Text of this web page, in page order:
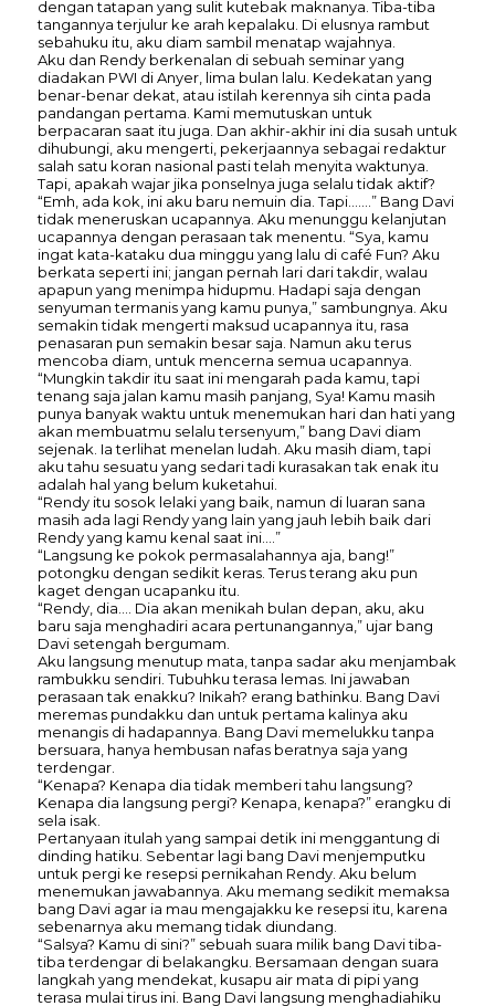
dengan tatapan yang sulit kutebak maknanya. Tiba-tiba
tangannya terjulur ke arah kepalaku. Di elusnya rambut
sebahuku itu, aku diam sambil menatap wajahnya.
Aku dan Rendy berkenalan di sebuah seminar yang
diadakan PWI di Anyer, lima bulan lalu. Kedekatan yang
benar-benar dekat, atau istilah kerennya sih cinta pada
pandangan pertama. Kami memutuskan untuk
berpacaran saat itu juga. Dan akhir-akhir ini dia susah untuk
dihubungi, aku mengerti, pekerjaannya sebagai redaktur
salah satu koran nasional pasti telah menyita waktunya.
Tapi, apakah wajar jika ponselnya juga selalu tidak aktif?
“Emh, ada kok, ini aku baru nemuin dia. Tapi…….” Bang Davi
tidak meneruskan ucapannya. Aku menunggu kelanjutan
ucapannya dengan perasaan tak menentu. “Sya, kamu
ingat kata-kataku dua minggu yang lalu di café Fun? Aku
berkata seperti ini; jangan pernah lari dari takdir, walau
apapun yang menimpa hidupmu. Hadapi saja dengan
senyuman termanis yang kamu punya,” sambungnya. Aku
semakin tidak mengerti maksud ucapannya itu, rasa
penasaran pun semakin besar saja. Namun aku terus
mencoba diam, untuk mencerna semua ucapannya.
“Mungkin takdir itu saat ini mengarah pada kamu, tapi
tenang saja jalan kamu masih panjang, Sya! Kamu masih
punya banyak waktu untuk menemukan hari dan hati yang
akan membuatmu selalu tersenyum,” bang Davi diam
sejenak. Ia terlihat menelan ludah. Aku masih diam, tapi
aku tahu sesuatu yang sedari tadi kurasakan tak enak itu
adalah hal yang belum kuketahui.
“Rendy itu sosok lelaki yang baik, namun di luaran sana
masih ada lagi Rendy yang lain yang jauh lebih baik dari
Rendy yang kamu kenal saat ini….”
“Langsung ke pokok permasalahannya aja, bang!”
potongku dengan sedikit keras. Terus terang aku pun
kaget dengan ucapanku itu.
“Rendy, dia…. Dia akan menikah bulan depan, aku, aku
baru saja menghadiri acara pertunangannya,” ujar bang
Davi setengah bergumam.
Aku langsung menutup mata, tanpa sadar aku menjambak
rambukku sendiri. Tubuhku terasa lemas. Ini jawaban
perasaan tak enakku? Inikah? erang bathinku. Bang Davi
meremas pundakku dan untuk pertama kalinya aku
menangis di hadapannya. Bang Davi memelukku tanpa
bersuara, hanya hembusan nafas beratnya saja yang
terdengar.
“Kenapa? Kenapa dia tidak memberi tahu langsung?
Kenapa dia langsung pergi? Kenapa, kenapa?” erangku di
sela isak.
Pertanyaan itulah yang sampai detik ini menggantung di
dinding hatiku. Sebentar lagi bang Davi menjemputku
untuk pergi ke resepsi pernikahan Rendy. Aku belum
menemukan jawabannya. Aku memang sedikit memaksa
bang Davi agar ia mau mengajakku ke resepsi itu, karena
sebenarnya aku memang tidak diundang.
“Salsya? Kamu di sini?” sebuah suara milik bang Davi tiba-
tiba terdengar di belakangku. Bersamaan dengan suara
langkah yang mendekat, kusapu air mata di pipi yang
terasa mulai tirus ini. Bang Davi langsung menghadiahiku